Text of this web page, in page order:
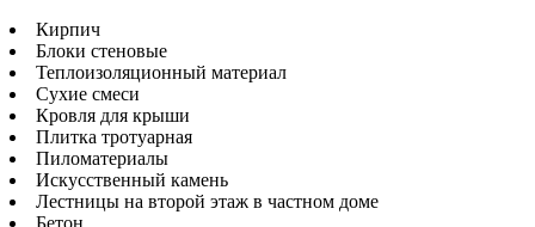
Кирпич
Блоки стеновые
Теплоизоляционный материал
Сухие смеси
Кровля для крыши
Плитка тротуарная
Пиломатериалы
Искусственный камень
Лестницы на второй этаж в частном доме
Бетон